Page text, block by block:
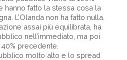
hanno fatto la stessa cosa la
L’Olanda non ha fatto nulla.
assai più equilibrata, ha
nell’immediato, ma poi
precedente.
molto alto e lo spread